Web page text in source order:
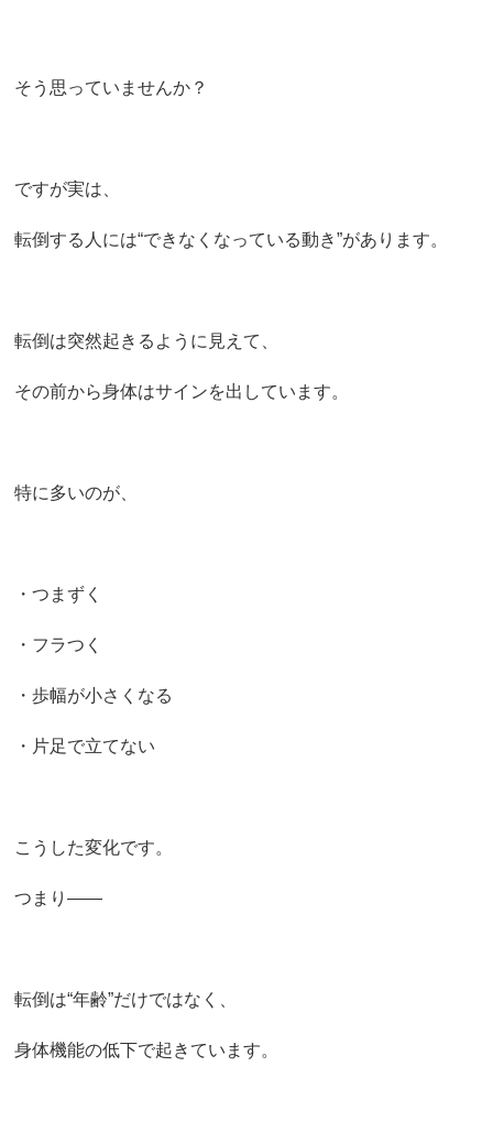
そう思っていませんか？
ですが実は、
転倒する人には“できなくなっている動き”があります。
転倒は突然起きるように見えて、
その前から身体はサインを出しています。
特に多いのが、
・つまずく
・フラつく
・歩幅が小さくなる
・片足で立てない
こうした変化です。
つまり――
転倒は“年齢”だけではなく、
身体機能の低下で起きています。